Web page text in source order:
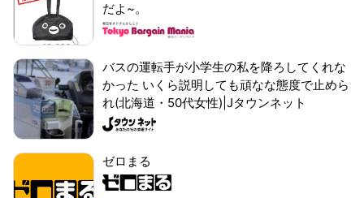
だよ~。
バスの運転手が小学生の私を降ろしてくれな
かった いくら説明しても頑なな態度で止めら
れ(北海道・50代女性)|Jタウンネット
ゼロまる